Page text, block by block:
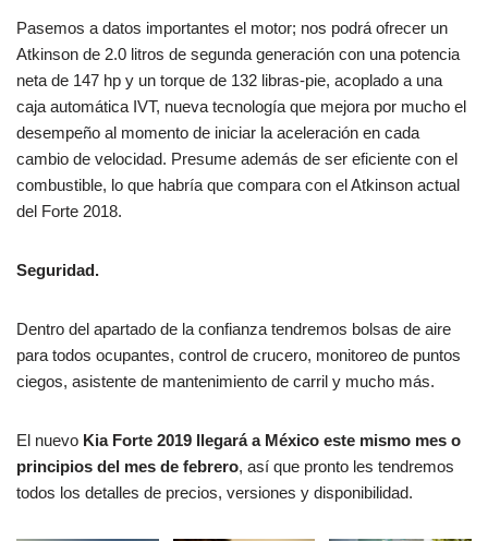
Pasemos a datos importantes el motor; nos podrá ofrecer un
Atkinson de 2.0 litros de segunda generación con una potencia
neta de 147 hp y un torque de 132 libras-pie, acoplado a una
caja automática IVT, nueva tecnología que mejora por mucho el
desempeño al momento de iniciar la aceleración en cada
cambio de velocidad. Presume además de ser eficiente con el
combustible, lo que habría que compara con el Atkinson actual
del Forte 2018.
Seguridad.
Dentro del apartado de la confianza tendremos bolsas de aire
para todos ocupantes, control de crucero, monitoreo de puntos
ciegos, asistente de mantenimiento de carril y mucho más.
El nuevo Kia Forte 2019 llegará a México este mismo mes o
principios del mes de febrero, así que pronto les tendremos
todos los detalles de precios, versiones y disponibilidad.